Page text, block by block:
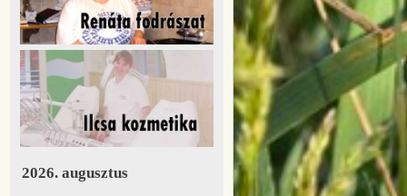
2026. augusztus